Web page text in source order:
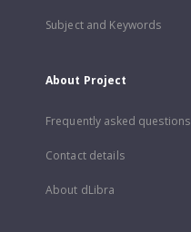
Subject and Keywords
About Project
Frequently asked questions
Contact details
About dLibra